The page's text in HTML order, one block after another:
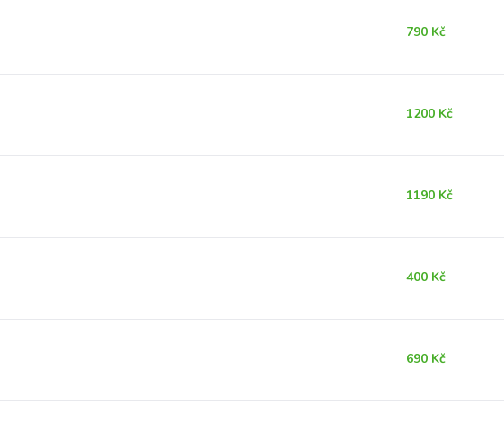
790 Kč
1200 Kč
1190 Kč
400 Kč
690 Kč